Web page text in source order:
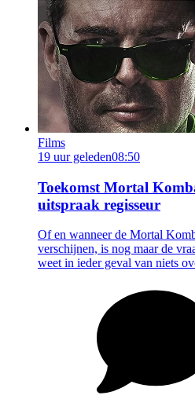
Films
19 uur geleden08:50
Toekomst Mortal
uitspraak regisseur
Of en wanneer de Mortal
verschijnen, is nog maar de
weet in ieder geval van niets